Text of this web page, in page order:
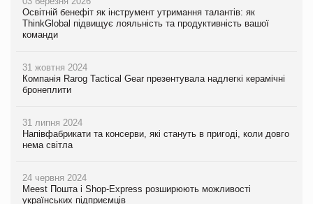
Освітній бенефіт як інструмент утримання талантів: як
ThinkGlobal підвищує лояльність та продуктивність вашої
команди
31 жовтня 2024
Компанія Rarog Tactical Gear презентувала надлегкі керамічні
бронеплити
31 липня 2024
Напівфабрикати та консерви, які стануть в пригоді, коли довго
нема світла
24 червня 2024
Meest Пошта і Shop-Express розширюють можливості
українських підприємців